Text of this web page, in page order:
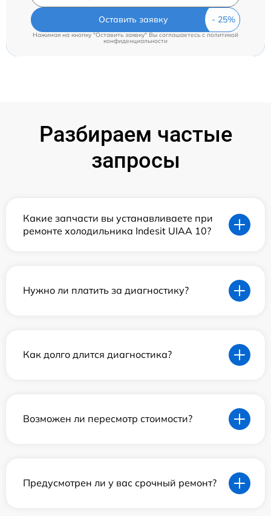
Оставить заявку
Нажимая на кнопку "Оставить заявку" Вы соглашаетесь cполитикой
конфиденциальности
Разбираем частые
запросы
Какие запчасти вы устанавливаете при
ремонте холодильника Indesit UIAA 10?
Нужно ли платить за диагностику?
Как долго длится диагностика?
Возможен ли пересмотр стоимости?
Предусмотрен ли у вас срочный ремонт?